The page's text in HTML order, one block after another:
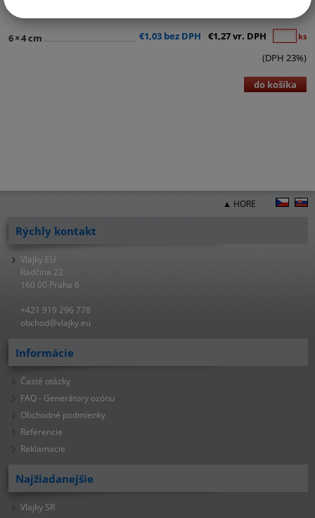
úprava.
6×4 cm €1,03 bez DPH €1,27 vr. DPH ks
(DPH 23%)
do košíka
▲ HORE
Rýchly kontakt
Vlajky.EU
Radčina 22
160 00 Praha 6
+421 919 296 778
obchod@vlajky.eu
Informácie
Časté otázky
FAQ - Generátory ozónu
Obchodné podmienky
Referencie
Reklamacie
Najžiadanejšie
Vlajky SR